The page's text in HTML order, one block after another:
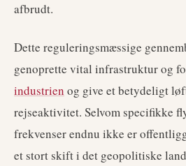
afbrudt.
Dette reguleringsmæssige
genoprette vital infrastruktur og
industrien og give et betydeligt
rejseaktivitet. Selvom specifikke
frekvenser endnu ikke er
et stort skift i det geopolitiske